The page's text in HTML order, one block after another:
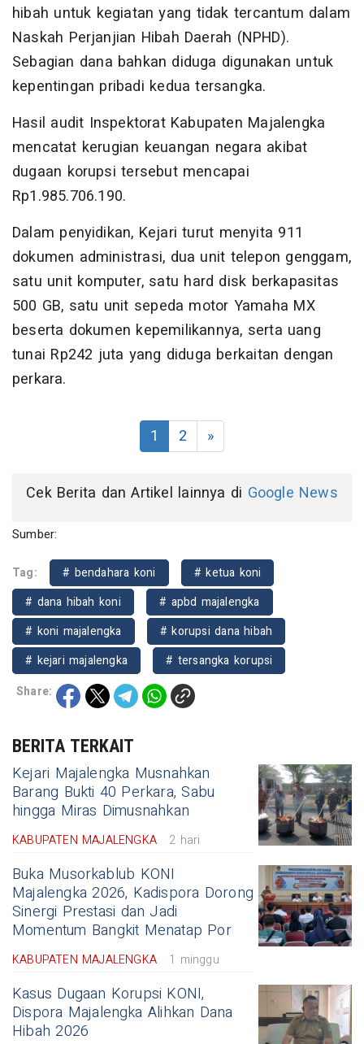
hibah untuk kegiatan yang tidak tercantum dalam
Naskah Perjanjian Hibah Daerah (NPHD).
Sebagian dana bahkan diduga digunakan untuk
kepentingan pribadi kedua tersangka.
Hasil audit Inspektorat Kabupaten Majalengka
mencatat kerugian keuangan negara akibat
dugaan korupsi tersebut mencapai
Rp1.985.706.190.
Dalam penyidikan, Kejari turut menyita 911
dokumen administrasi, dua unit telepon genggam,
satu unit komputer, satu hard disk berkapasitas
500 GB, satu unit sepeda motor Yamaha MX
beserta dokumen kepemilikannya, serta uang
tunai Rp242 juta yang diduga berkaitan dengan
perkara.
1 2 »
Cek Berita dan Artikel lainnya di Google News
Sumber:
Tag: # bendahara koni
# ketua koni
# dana hibah koni
# apbd majalengka
# koni majalengka
# korupsi dana hibah
# kejari majalengka
# tersangka korupsi
Share:
BERITA TERKAIT
Kejari Majalengka Musnahkan
Barang Bukti 40 Perkara, Sabu
hingga Miras Dimusnahkan
KABUPATEN MAJALENGKA 2 hari
Buka Musorkablub KONI
Majalengka 2026, Kadispora Dorong
Sinergi Prestasi dan Jadi
Momentum Bangkit Menatap Por
KABUPATEN MAJALENGKA 1 minggu
Kasus Dugaan Korupsi KONI,
Dispora Majalengka Alihkan Dana
Hibah 2026